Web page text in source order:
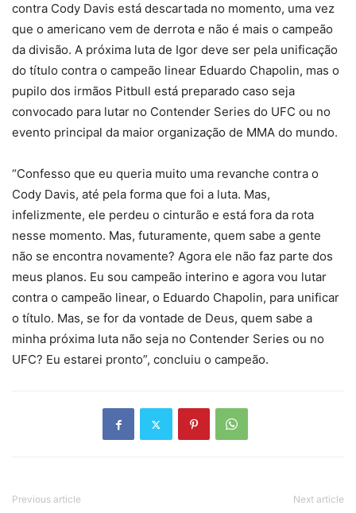
contra Cody Davis está descartada no momento, uma vez
que o americano vem de derrota e não é mais o campeão
da divisão. A próxima luta de Igor deve ser pela unificação
do título contra o campeão linear Eduardo Chapolin, mas o
pupilo dos irmãos Pitbull está preparado caso seja
convocado para lutar no Contender Series do UFC ou no
evento principal da maior organização de MMA do mundo.
“Confesso que eu queria muito uma revanche contra o
Cody Davis, até pela forma que foi a luta. Mas,
infelizmente, ele perdeu o cinturão e está fora da rota
nesse momento. Mas, futuramente, quem sabe a gente
não se encontra novamente? Agora ele não faz parte dos
meus planos. Eu sou campeão interino e agora vou lutar
contra o campeão linear, o Eduardo Chapolin, para unificar
o título. Mas, se for da vontade de Deus, quem sabe a
minha próxima luta não seja no Contender Series ou no
UFC? Eu estarei pronto”, concluiu o campeão.
Previous article Next article